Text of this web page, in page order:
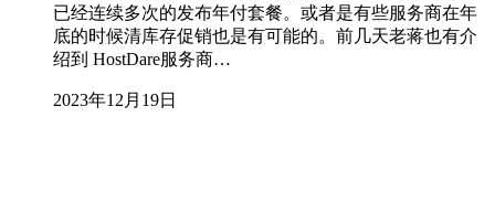
已经连续多次的发布年付套餐。或者是有些服务商在年
底的时候清库存促销也是有可能的。前几天老蒋也有介
绍到 HostDare服务商…
2023年12月19日